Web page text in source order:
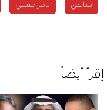
ساندي تامر حسني
إقرأ أيضاً